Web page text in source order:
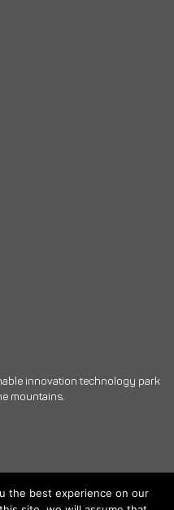
innovation technology park
mountains.
the best experience on our